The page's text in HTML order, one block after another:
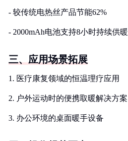
- 较传统电热丝产品节能62%
- 2000mAh电池支持8小时持续供暖
三、应用场景拓展
1. 医疗康复领域的恒温理疗应用
2. 户外运动时的便携取暖解决方案
3. 办公环境的桌面暖手设备